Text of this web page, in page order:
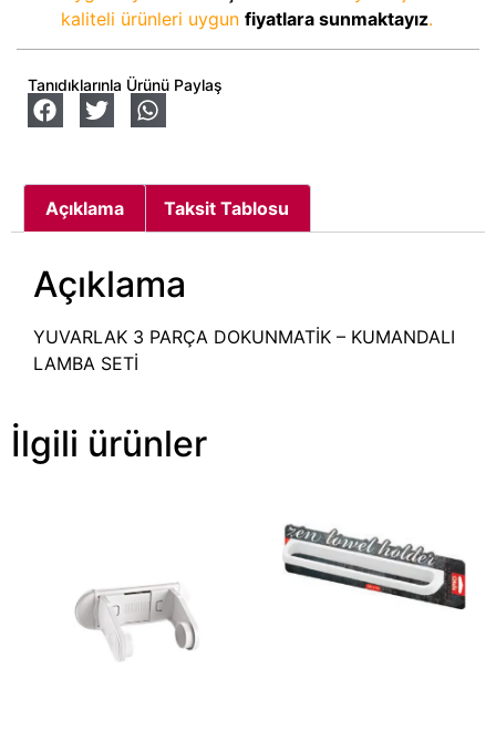
kaliteli ürünleri uygun fiyatlara sunmaktayız.
Tanıdıklarınla Ürünü Paylaş
Açıklama Taksit Tablosu
Açıklama
YUVARLAK 3 PARÇA DOKUNMATİK – KUMANDALI
LAMBA SETİ
İlgili ürünler